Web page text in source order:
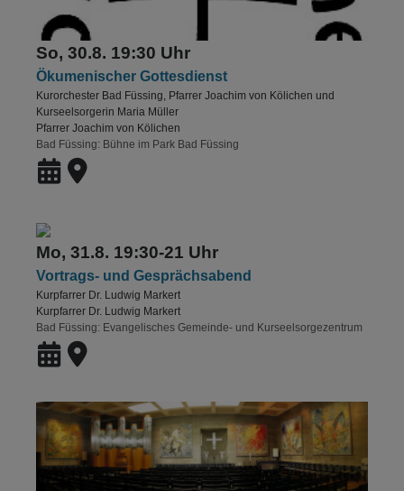
So, 30.8. 19:30 Uhr
Ökumenischer Gottesdienst
Kurorchester Bad Füssing, Pfarrer Joachim von Kölichen und
Kurseelsorgerin Maria Müller
Pfarrer Joachim von Kölichen
Bad Füssing
Bühne im Park Bad Füssing
Mo, 31.8. 19:30-21 Uhr
Vortrags- und Gesprächsabend
Kurpfarrer Dr. Ludwig Markert
Kurpfarrer Dr. Ludwig Markert
Bad Füssing
Evangelisches Gemeinde- und Kurseelsorgezentrum